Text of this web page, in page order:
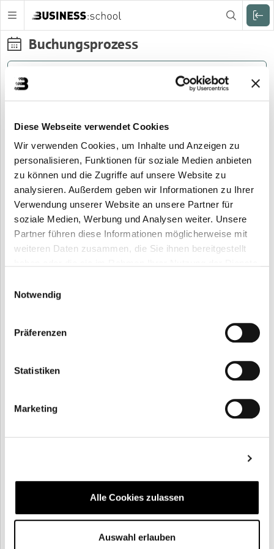
Diese Webseite verwendet Cookies
Wir verwenden Cookies, um Inhalte und Anzeigen zu
personalisieren, Funktionen für soziale Medien anbieten
zu können und die Zugriffe auf unsere Website zu
analysieren. Außerdem geben wir Informationen zu Ihrer
Verwendung unserer Website an unsere Partner für
soziale Medien, Werbung und Analysen weiter. Unsere
Partner führen diese Informationen möglicherweise mit
weiteren Daten zusammen, die Sie ihnen bereitgestellt
Notwendig
Präferenzen
Statistiken
Marketing
Alle Cookies zulassen
Auswahl erlauben
Zuklappen
Buchungsprozess
Veranstaltungsdetails Teilnehmerdaten Adressdaten
Titel:
BUSINESS:school: Online-Infoveranstaltung Fachwirte
Zeitraum:
14.04.2026
Veranstaltungsnr.:
80.200 2604
Dauer:
19:00 - 20:30
Zurück